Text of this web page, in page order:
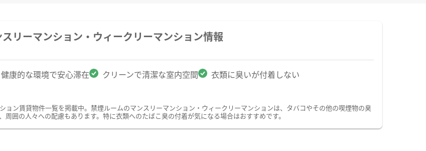
リーマンション・ウィークリーマンション情報
健康的な環境で安心滞在 クリーンで清潔な室内空間 衣類に臭いが付着しない
ン賃貸物件一覧を掲載中。禁煙ルームのマンスリーマンション・ウィークリーマンションは、タバコやその他の喫煙物の臭
囲の人々への配慮もあります。特に衣類へのたばこ臭の付着が気になる場合はおすすめです。